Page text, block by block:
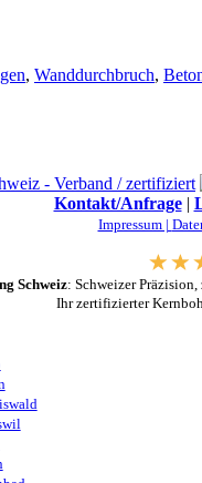
, Wanddurchbruch,
Kontakt/Anfrage|
Impressum |
Schweiz: Schweizer Präzision,
Ihr zertifizierter